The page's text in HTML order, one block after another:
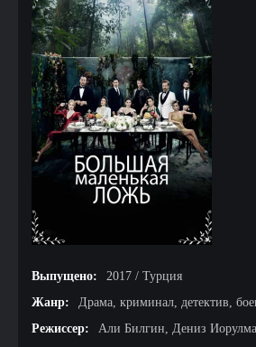
Выпущено:
2017 / Турция
Жанр:
Драма, криминал, детектив,
Режиссер:
Али Билгин, Дениз